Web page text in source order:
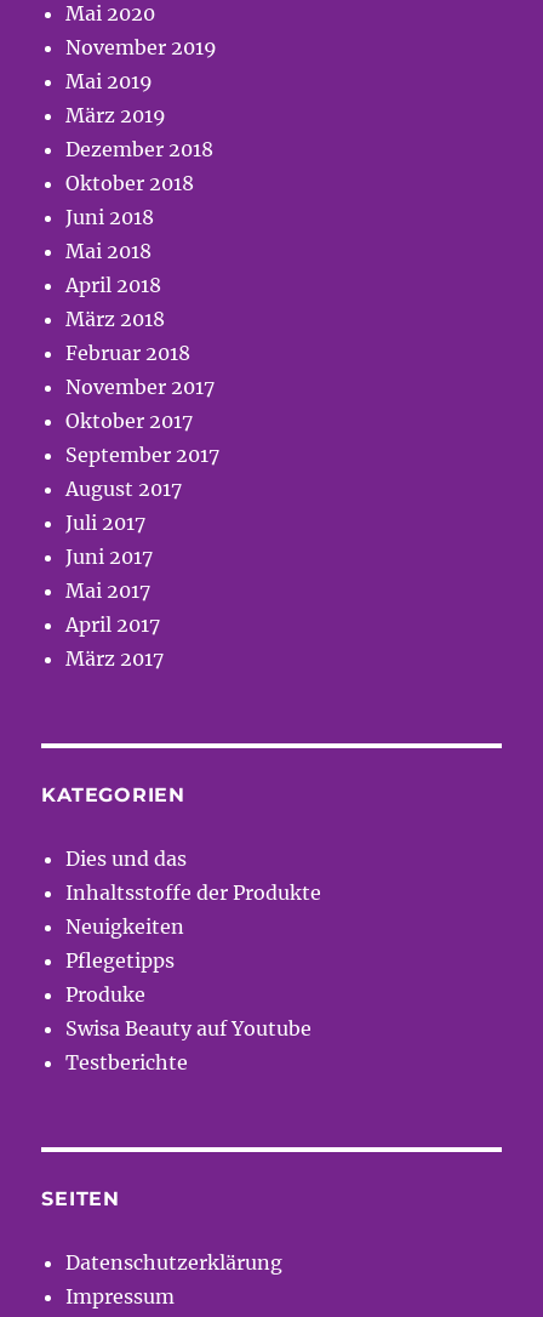
Mai 2020
November 2019
Mai 2019
März 2019
Dezember 2018
Oktober 2018
Juni 2018
Mai 2018
April 2018
März 2018
Februar 2018
November 2017
Oktober 2017
September 2017
August 2017
Juli 2017
Juni 2017
Mai 2017
April 2017
März 2017
KATEGORIEN
Dies und das
Inhaltsstoffe der Produkte
Neuigkeiten
Pflegetipps
Produke
Swisa Beauty auf Youtube
Testberichte
SEITEN
Datenschutzerklärung
Impressum